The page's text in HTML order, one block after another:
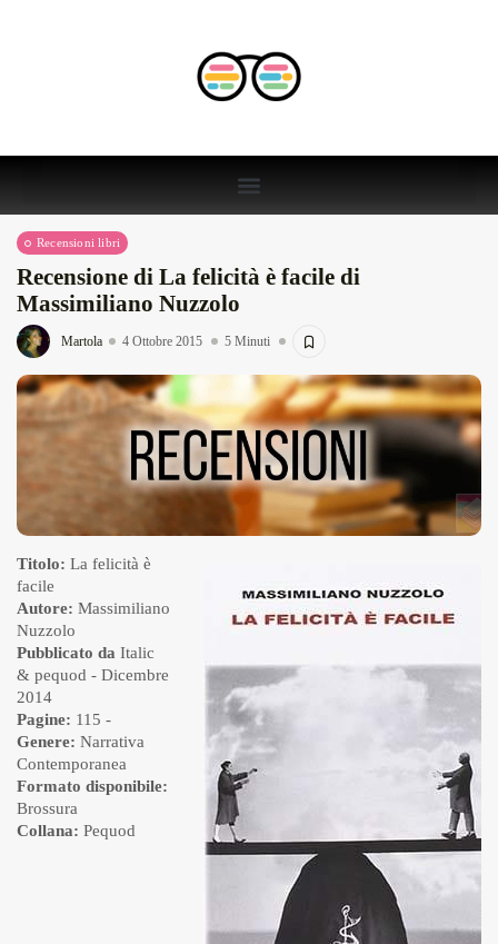
Recensioni libri
Recensione di La felicità è facile di
Massimiliano Nuzzolo
Martola 4 Ottobre 2015 5 Minuti
Titolo: La felicità è
facile
Autore: Massimiliano
Nuzzolo
Pubblicato da Italic
& pequod - Dicembre
2014
Pagine: 115 -
Genere: Narrativa
Contemporanea
Formato disponibile:
Brossura
Collana: Pequod